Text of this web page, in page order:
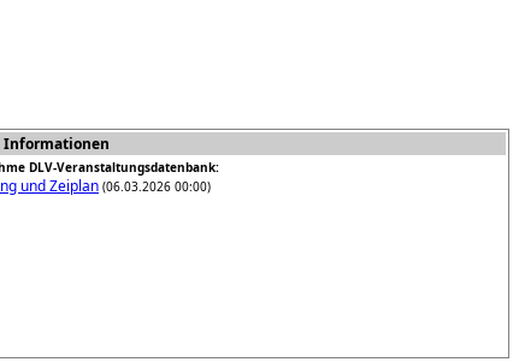
Informationen
DLV-Veranstaltungsdatenbank:
und Zeiplan (06.03.2026 00:00)